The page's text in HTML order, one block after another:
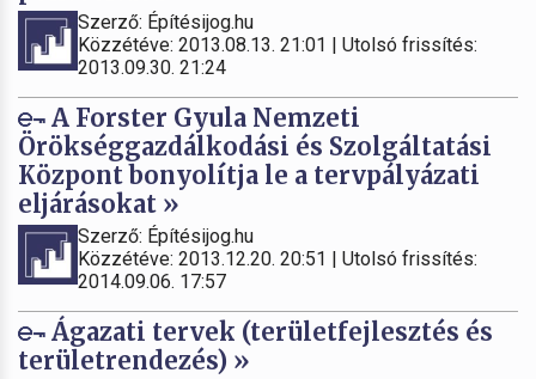
Szerző: Építésijog.hu
Közzétéve: 2013.08.13. 21:01 | Utolsó frissítés:
2013.09.30. 21:24
A Forster Gyula Nemzeti
Örökséggazdálkodási és Szolgáltatási
Központ bonyolítja le a tervpályázati
eljárásokat »
Szerző: Építésijog.hu
Közzétéve: 2013.12.20. 20:51 | Utolsó frissítés:
2014.09.06. 17:57
Ágazati tervek (területfejlesztés és
területrendezés) »